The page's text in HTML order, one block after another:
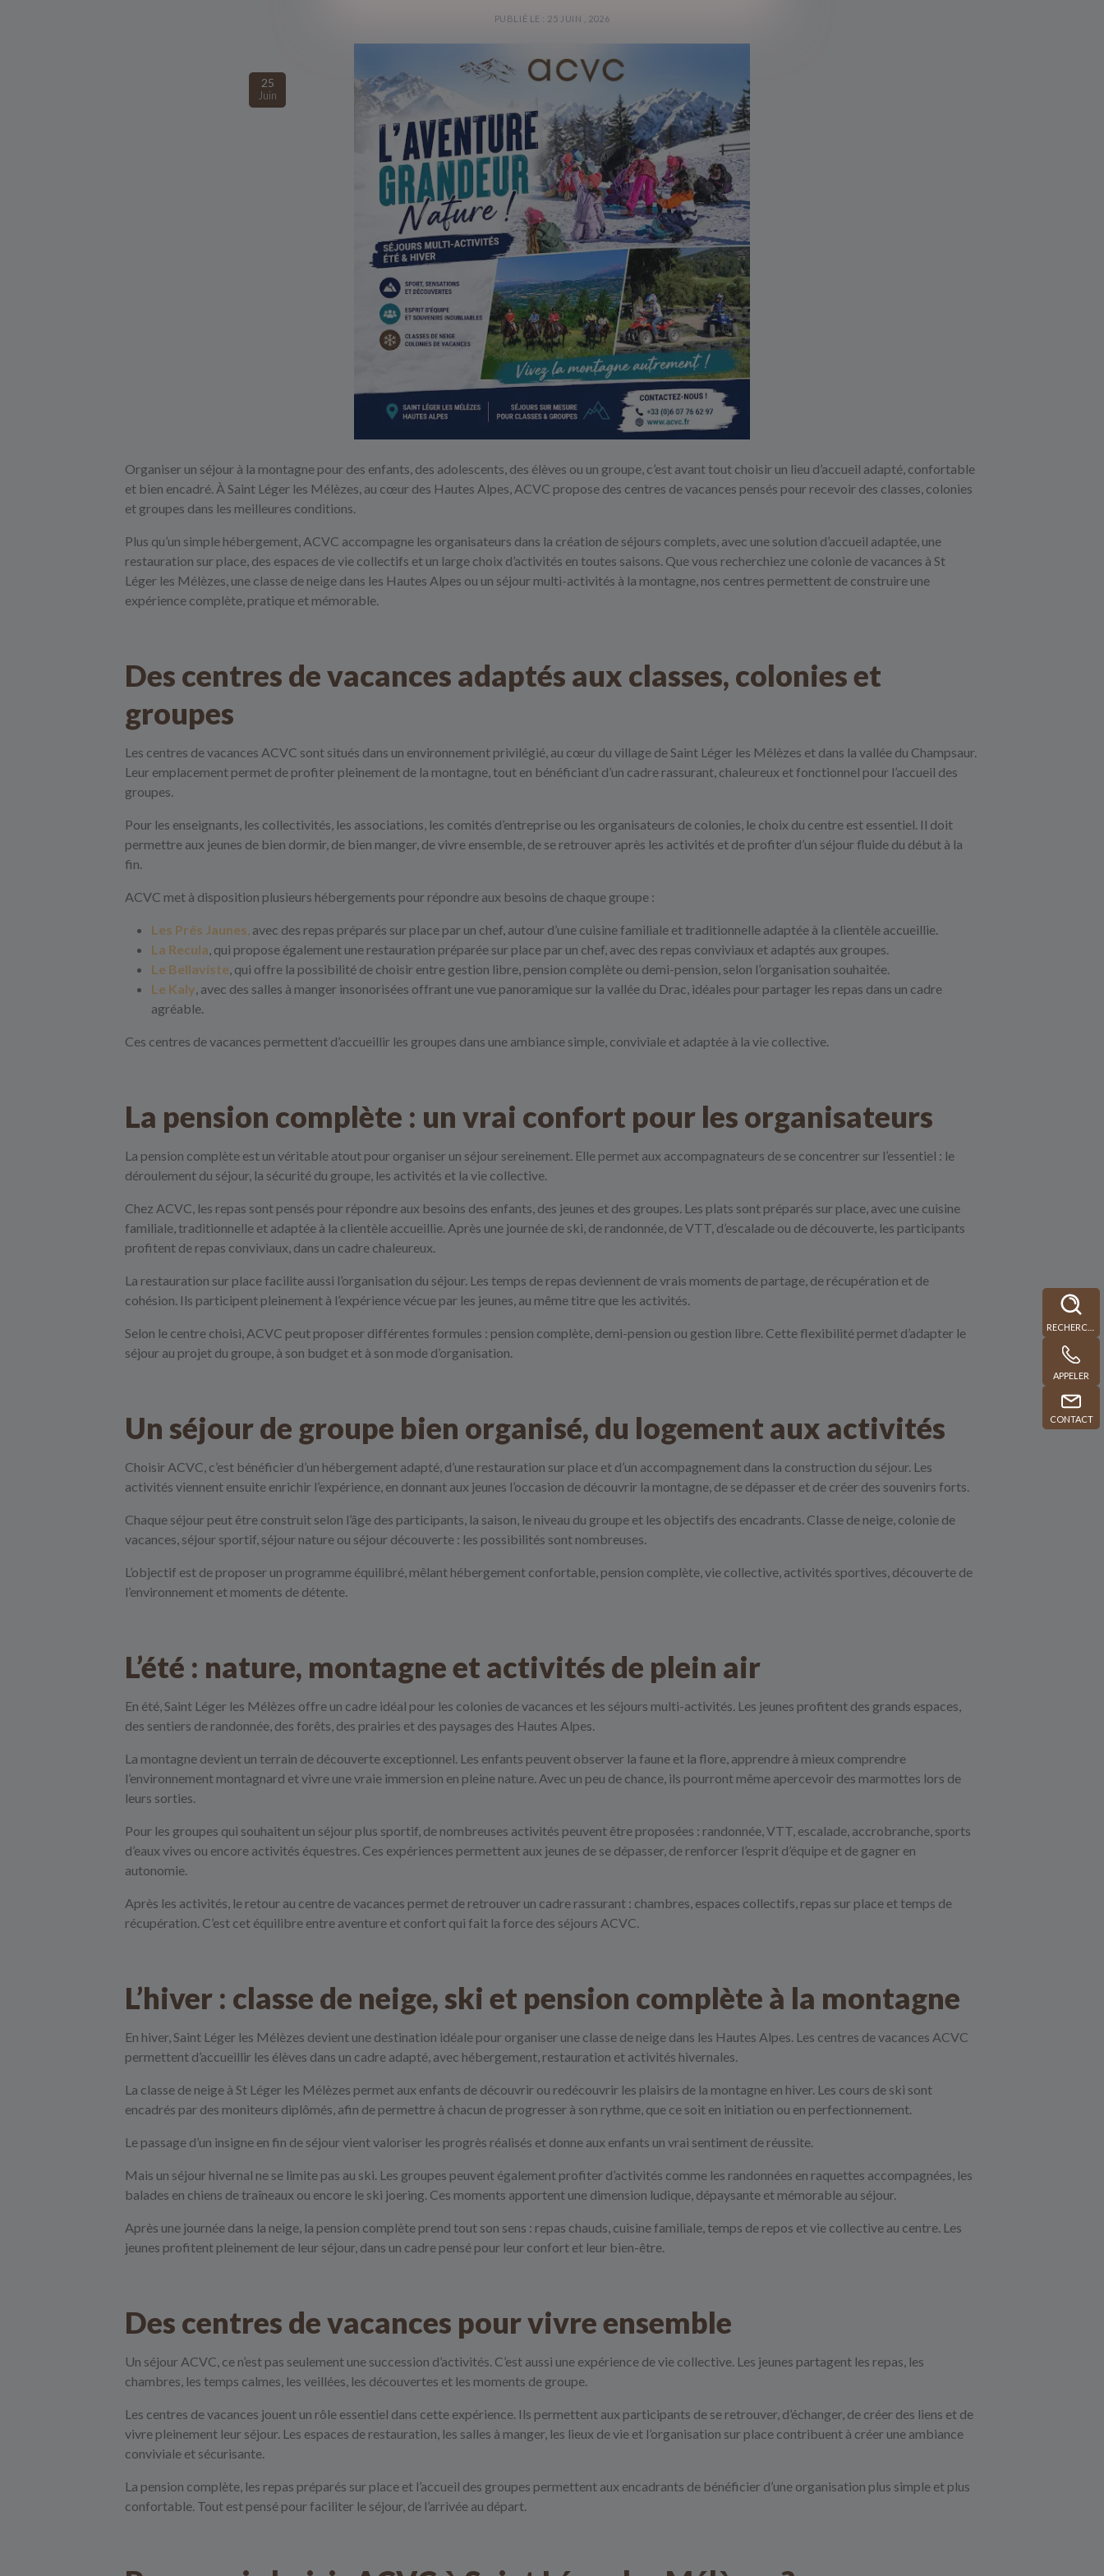
APPELER
CONTACT
PUBLIÉ LE : 25 JUIN , 2026
25
Juin
Organiser un séjour à la montagne pour des enfants, des adolescents, des élèves ou un groupe, c’est avant tout choisir un lieu d’accueil adapté, confortable
et bien encadré. À Saint Léger les Mélèzes, au cœur des Hautes Alpes, ACVC propose des centres de vacances pensés pour recevoir des classes, colonies
et groupes dans les meilleures conditions.
Plus qu’un simple hébergement, ACVC accompagne les organisateurs dans la création de séjours complets, avec une solution d’accueil adaptée, une
restauration sur place, des espaces de vie collectifs et un large choix d’activités en toutes saisons. Que vous recherchiez une colonie de vacances à St
Léger les Mélèzes, une classe de neige dans les Hautes Alpes ou un séjour multi-activités à la montagne, nos centres permettent de construire une
expérience complète, pratique et mémorable.
Des centres de vacances adaptés aux classes, colonies et
groupes
Les centres de vacances ACVC sont situés dans un environnement privilégié, au cœur du village de Saint Léger les Mélèzes et dans la vallée du Champsaur.
Leur emplacement permet de profiter pleinement de la montagne, tout en bénéficiant d’un cadre rassurant, chaleureux et fonctionnel pour l’accueil des
groupes.
Pour les enseignants, les collectivités, les associations, les comités d’entreprise ou les organisateurs de colonies, le choix du centre est essentiel. Il doit
permettre aux jeunes de bien dormir, de bien manger, de vivre ensemble, de se retrouver après les activités et de profiter d’un séjour fluide du début à la
fin.
ACVC met à disposition plusieurs hébergements pour répondre aux besoins de chaque groupe :
Les Prés Jaunes, avec des repas préparés sur place par un chef, autour d’une cuisine familiale et traditionnelle adaptée à la clientèle accueillie.
La Recula, qui propose également une restauration préparée sur place par un chef, avec des repas conviviaux et adaptés aux groupes.
Le Bellaviste, qui offre la possibilité de choisir entre gestion libre, pension complète ou demi-pension, selon l’organisation souhaitée.
Le Kaly, avec des salles à manger insonorisées offrant une vue panoramique sur la vallée du Drac, idéales pour partager les repas dans un cadre
agréable.
Ces centres de vacances permettent d’accueillir les groupes dans une ambiance simple, conviviale et adaptée à la vie collective.
La pension complète : un vrai confort pour les organisateurs
La pension complète est un véritable atout pour organiser un séjour sereinement. Elle permet aux accompagnateurs de se concentrer sur l’essentiel : le
déroulement du séjour, la sécurité du groupe, les activités et la vie collective.
Chez ACVC, les repas sont pensés pour répondre aux besoins des enfants, des jeunes et des groupes. Les plats sont préparés sur place, avec une cuisine
familiale, traditionnelle et adaptée à la clientèle accueillie. Après une journée de ski, de randonnée, de VTT, d’escalade ou de découverte, les participants
profitent de repas conviviaux, dans un cadre chaleureux.
La restauration sur place facilite aussi l’organisation du séjour. Les temps de repas deviennent de vrais moments de partage, de récupération et de
cohésion. Ils participent pleinement à l’expérience vécue par les jeunes, au même titre que les activités.
Selon le centre choisi, ACVC peut proposer différentes formules : pension complète, demi-pension ou gestion libre. Cette flexibilité permet d’adapter le
séjour au projet du groupe, à son budget et à son mode d’organisation.
Un séjour de groupe bien organisé, du logement aux activités
Choisir ACVC, c’est bénéficier d’un hébergement adapté, d’une restauration sur place et d’un accompagnement dans la construction du séjour. Les
activités viennent ensuite enrichir l’expérience, en donnant aux jeunes l’occasion de découvrir la montagne, de se dépasser et de créer des souvenirs forts.
Chaque séjour peut être construit selon l’âge des participants, la saison, le niveau du groupe et les objectifs des encadrants. Classe de neige, colonie de
vacances, séjour sportif, séjour nature ou séjour découverte : les possibilités sont nombreuses.
L’objectif est de proposer un programme équilibré, mêlant hébergement confortable, pension complète, vie collective, activités sportives, découverte de
l’environnement et moments de détente.
L’été : nature, montagne et activités de plein air
En été, Saint Léger les Mélèzes offre un cadre idéal pour les colonies de vacances et les séjours multi-activités. Les jeunes profitent des grands espaces,
des sentiers de randonnée, des forêts, des prairies et des paysages des Hautes Alpes.
La montagne devient un terrain de découverte exceptionnel. Les enfants peuvent observer la faune et la flore, apprendre à mieux comprendre
l’environnement montagnard et vivre une vraie immersion en pleine nature. Avec un peu de chance, ils pourront même apercevoir des marmottes lors de
leurs sorties.
Pour les groupes qui souhaitent un séjour plus sportif, de nombreuses activités peuvent être proposées : randonnée, VTT, escalade, accrobranche, sports
d’eaux vives ou encore activités équestres. Ces expériences permettent aux jeunes de se dépasser, de renforcer l’esprit d’équipe et de gagner en
autonomie.
Après les activités, le retour au centre de vacances permet de retrouver un cadre rassurant : chambres, espaces collectifs, repas sur place et temps de
récupération. C’est cet équilibre entre aventure et confort qui fait la force des séjours ACVC.
L’hiver : classe de neige, ski et pension complète à la montagne
En hiver, Saint Léger les Mélèzes devient une destination idéale pour organiser une classe de neige dans les Hautes Alpes. Les centres de vacances ACVC
permettent d’accueillir les élèves dans un cadre adapté, avec hébergement, restauration et activités hivernales.
La classe de neige à St Léger les Mélèzes permet aux enfants de découvrir ou redécouvrir les plaisirs de la montagne en hiver. Les cours de ski sont
encadrés par des moniteurs diplômés, afin de permettre à chacun de progresser à son rythme, que ce soit en initiation ou en perfectionnement.
Le passage d’un insigne en fin de séjour vient valoriser les progrès réalisés et donne aux enfants un vrai sentiment de réussite.
Mais un séjour hivernal ne se limite pas au ski. Les groupes peuvent également profiter d’activités comme les randonnées en raquettes accompagnées, les
balades en chiens de traîneaux ou encore le ski joering. Ces moments apportent une dimension ludique, dépaysante et mémorable au séjour.
Après une journée dans la neige, la pension complète prend tout son sens : repas chauds, cuisine familiale, temps de repos et vie collective au centre. Les
jeunes profitent pleinement de leur séjour, dans un cadre pensé pour leur confort et leur bien-être.
Des centres de vacances pour vivre ensemble
Un séjour ACVC, ce n’est pas seulement une succession d’activités. C’est aussi une expérience de vie collective. Les jeunes partagent les repas, les
chambres, les temps calmes, les veillées, les découvertes et les moments de groupe.
Les centres de vacances jouent un rôle essentiel dans cette expérience. Ils permettent aux participants de se retrouver, d’échanger, de créer des liens et de
vivre pleinement leur séjour. Les espaces de restauration, les salles à manger, les lieux de vie et l’organisation sur place contribuent à créer une ambiance
conviviale et sécurisante.
La pension complète, les repas préparés sur place et l’accueil des groupes permettent aux encadrants de bénéficier d’une organisation plus simple et plus
confortable. Tout est pensé pour faciliter le séjour, de l’arrivée au départ.